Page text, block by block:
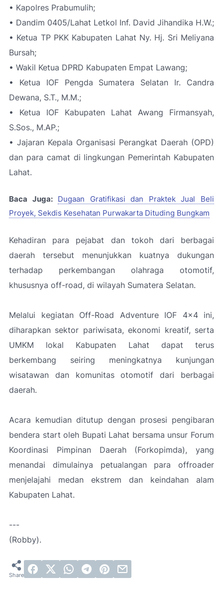
• Kapolres Prabumulih;
• Dandim 0405/Lahat Letkol Inf. David Jihandika H.W.;
• Ketua TP PKK Kabupaten Lahat Ny. Hj. Sri Meliyana
Bursah;
• Wakil Ketua DPRD Kabupaten Empat Lawang;
• Ketua IOF Pengda Sumatera Selatan Ir. Candra
Dewana, S.T., M.M.;
• Ketua IOF Kabupaten Lahat Awang Firmansyah,
S.Sos., M.AP.;
• Jajaran Kepala Organisasi Perangkat Daerah (OPD)
dan para camat di lingkungan Pemerintah Kabupaten
Lahat.
Baca Juga:
Dugaan Gratifikasi dan Praktek Jual Beli
Proyek, Sekdis Kesehatan Purwakarta Dituding Bungkam
Kehadiran para pejabat dan tokoh dari berbagai
daerah tersebut menunjukkan kuatnya dukungan
terhadap perkembangan olahraga otomotif,
khususnya off-road, di wilayah Sumatera Selatan.
Melalui kegiatan Off-Road Adventure IOF 4x4 ini,
diharapkan sektor pariwisata, ekonomi kreatif, serta
UMKM lokal Kabupaten Lahat dapat terus
berkembang seiring meningkatnya kunjungan
wisatawan dan komunitas otomotif dari berbagai
daerah.
Acara kemudian ditutup dengan prosesi pengibaran
bendera start oleh Bupati Lahat bersama unsur Forum
Koordinasi Pimpinan Daerah (Forkopimda), yang
menandai dimulainya petualangan para offroader
menjelajahi medan ekstrem dan keindahan alam
Kabupaten Lahat.
---
(Robby).